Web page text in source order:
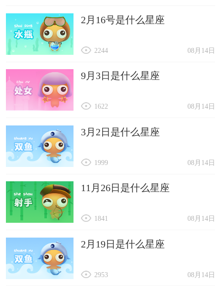
2月16号是什么星座
08月14日
2244
9月3日是什么星座
08月14日
1622
3月2日是什么星座
08月14日
1999
11月26日是什么星座
08月14日
1841
2月19日是什么星座
08月14日
2953